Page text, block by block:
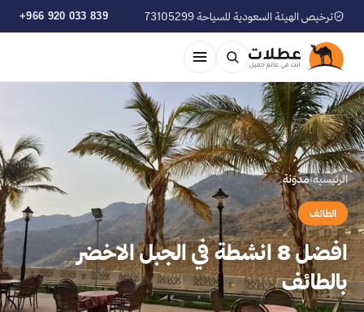
ترخيص الهيئة السعودية للسياحة 73105299 +966 920 033 839
الرئيسية›مدوّنة
الطائف
افضل 8 انشطة في الجبل الاخضر
بالطائف